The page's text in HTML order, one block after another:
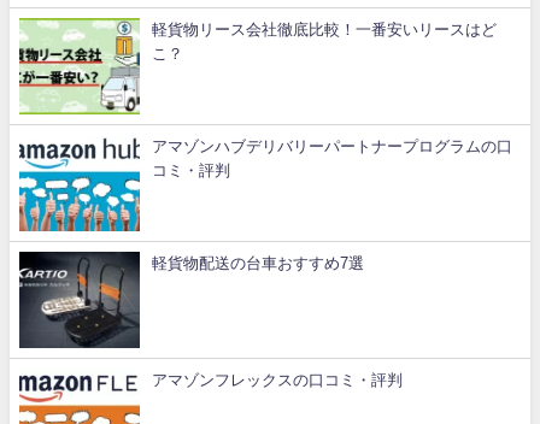
軽貨物リース会社徹底比較！一番安いリースはど
こ？
アマゾンハブデリバリーパートナープログラムの口
コミ・評判
軽貨物配送の台車おすすめ7選
アマゾンフレックスの口コミ・評判